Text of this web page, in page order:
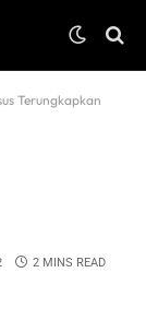
Terungkapkan
2 MINS READ